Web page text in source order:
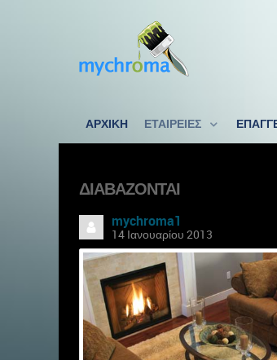
ΑΡΧΙΚΗ ΕΤΑΙΡΕΙΕΣ
ΔΙΑΒΆΖΟΝΤΑΙ
mychroma1
14 Ιανουαρίου 2013